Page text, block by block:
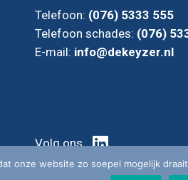
Telefoon: (076) 5333 555
Telefoon schades: (076)
E-mail: info@dekeyzer.nl
Volg ons
onze website zo soepel mogelijk